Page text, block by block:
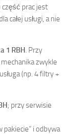
prac jest
całej usługi, a nie
1 RBH . Przy
zwykle
(np. 4 filtry +
; przy serwisie
pakiecie” i odbywa